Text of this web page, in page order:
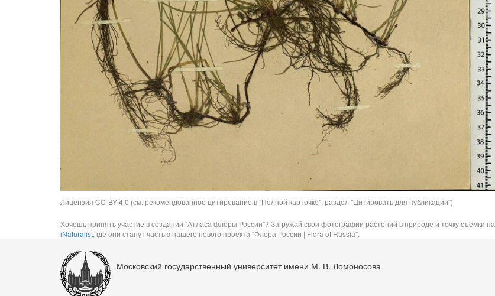
Лицензия CC-BY 4.0 (см. рекомендованное цитирование в "Полной карточке", раздел "Цитировать для публикации")
Хочешь принять участие в создании "Атласа флоры России"? Загружай свои фотографии растений в природе и точку съемки на
iNaturalist, где они станут частью нашего нового проекта "Флора России | Flora of Russia".
Московский государственный университет имени М. В. Ломоносова